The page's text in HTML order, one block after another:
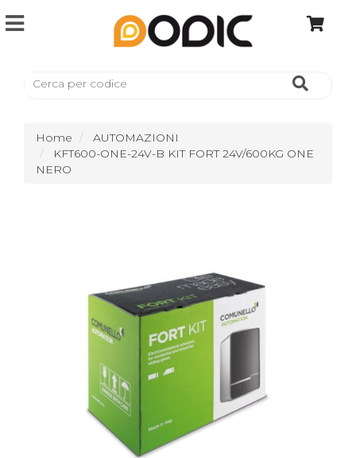
Home
AUTOMAZIONI
KFT600-ONE-24V-B KIT FORT 24V/600KG ONE
NERO